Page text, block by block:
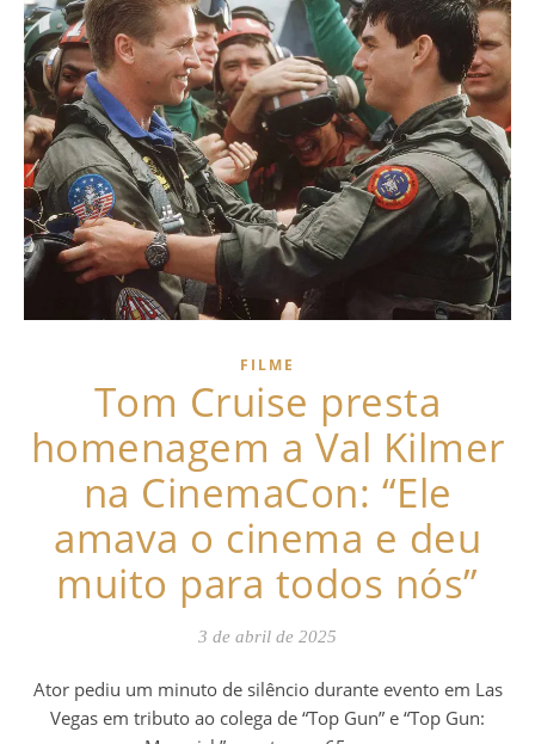
FILME
Tom Cruise presta
homenagem a Val Kilmer
na CinemaCon: “Ele
amava o cinema e deu
muito para todos nós”
3 de abril de 2025
Ator pediu um minuto de silêncio durante evento em Las
Vegas em tributo ao colega de “Top Gun” e “Top Gun: